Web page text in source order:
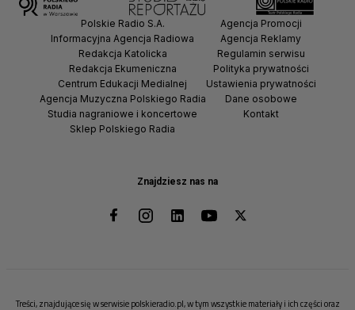
Znajdziesz nas na
Polskie Radio S.A.
Informacyjna Agencja Radiowa
Redakcja Katolicka
Redakcja Ekumeniczna
Centrum Edukacji Medialnej
Agencja Muzyczna Polskiego Radia
Studia nagraniowe i koncertowe
Sklep Polskiego Radia
Agencja Promocji
Agencja Reklamy
Regulamin serwisu
Polityka prywatności
Ustawienia prywatności
Dane osobowe
Kontakt
Treści, znajdujące się w serwisie polskieradio.pl, w tym wszystkie materiały i ich części oraz